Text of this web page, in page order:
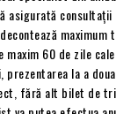
asigurată
60 de zile
la a
fără alt bilet de